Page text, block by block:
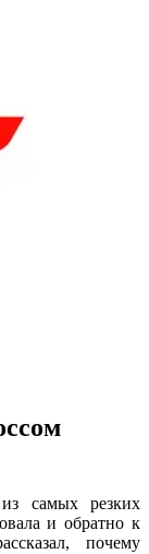
самых резких
и обратно к
почему